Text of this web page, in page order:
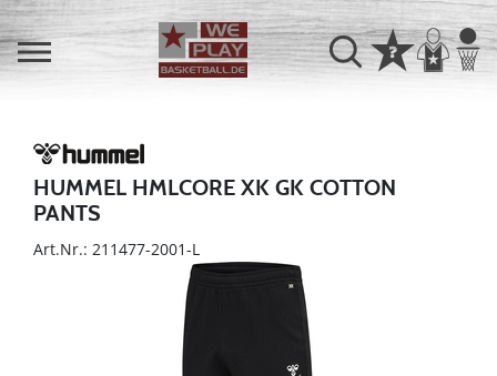
HUMMEL HMLCORE XK GK COTTON
PANTS
Art.Nr.: 211477-2001-L